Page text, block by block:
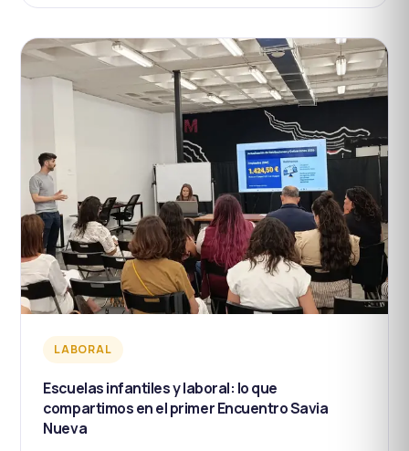
LABORAL
Escuelas infantiles y laboral: lo que
compartimos en el primer Encuentro Savia
Nueva